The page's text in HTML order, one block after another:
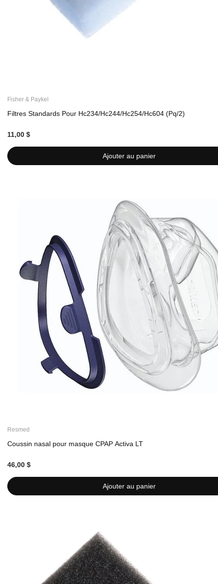
Ajouter au panier
Fisher & Paykel
Filtres Standards Pour Hc234/Hc244/Hc254/Hc604 (Pq/2)
11,00 $
Ajouter au panier
Resmed
Coussin nasal pour masque CPAP Activa LT
46,00 $